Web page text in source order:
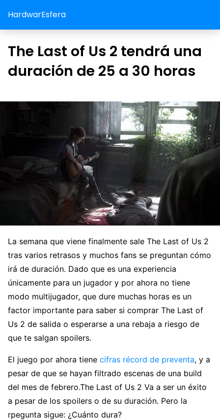
HardwarEsfera
The Last of Us 2 tendrá una
duración de 25 a 30 horas
La semana que viene finalmente sale The Last of Us 2
tras varios retrasos y muchos fans se preguntan cómo
irá de duración. Dado que es una experiencia
únicamente para un jugador y por ahora no tiene
modo multijugador, que dure muchas horas es un
factor importante para saber si comprar The Last of
Us 2 de salida o esperarse a una rebaja a riesgo de
que te salgan spoilers.
El juego por ahora tiene cifras récord de preventa, y a
pesar de que se hayan filtrado escenas de una build
del mes de febrero.The Last of Us 2 Va a ser un éxito
a pesar de los spoilers o de su duración. Pero la
rpegunta sigue: ¿Cuánto dura?